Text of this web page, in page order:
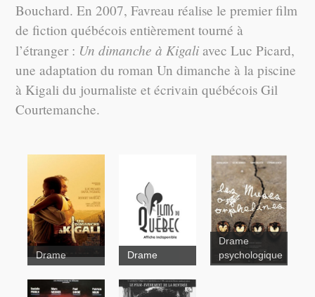
Bouchard. En 2007, Favreau réalise le premier film
de fiction québécois entièrement tourné à
l’étranger : Un dimanche à Kigali avec Luc Picard,
une adaptation du roman Un dimanche à la piscine
à Kigali du journaliste et écrivain québécois Gil
Courtemanche.
Un
Drame
Trois
Drame
Drame
psychologique